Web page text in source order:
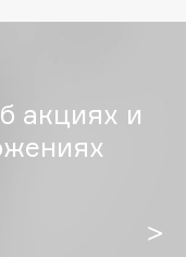
акциях и